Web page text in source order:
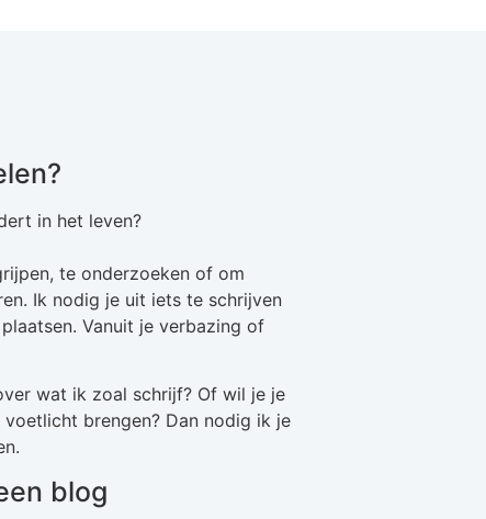
in het leven?
te onderzoeken of om
Ik nodig je uit iets te schrijven
Vanuit je verbazing of
wat ik zoal schrijf? Of wil je je
brengen? Dan nodig ik je
blog